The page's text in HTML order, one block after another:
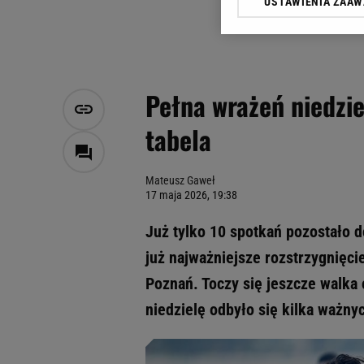
Pełna wrażeń
tabela
Mateusz Gaweł
17 maja 2026, 19:38
Już tylko 10 spotkań pozostało
już najważniejsze
Poznań. Toczy się jeszcze
niedzielę odbyło się kilka
Klikając „Akceptuję”
Zaufanych Partnerów i
My, nasi Zaufani
Użycie dokładnych